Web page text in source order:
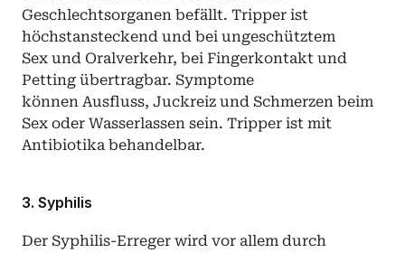
Geschlechtsorganen befällt. Tripper ist
höchstansteckend und bei ungeschütztem
Sex und Oralverkehr, bei Fingerkontakt und
Petting übertragbar. Symptome
können Ausfluss, Juckreiz und Schmerzen beim
Sex oder Wasserlassen sein. Tripper ist mit
Antibiotika behandelbar.
3. Syphilis
Der Syphilis-Erreger wird vor allem durch